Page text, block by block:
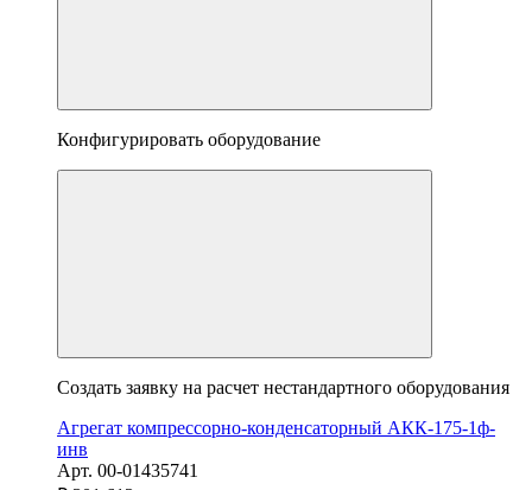
Конфигурировать оборудование
Создать заявку на расчет нестандартного оборудования
Агрегат компрессорно-конденсаторный АКК-175-1ф-
инв
Арт. 00-01435741